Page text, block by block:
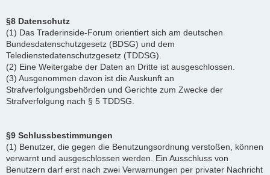
§8 Datenschutz
(1) Das Traderinside-Forum orientiert sich am deutschen
Bundesdatenschutzgesetz (BDSG) und dem
Teledienstedatenschutzgesetz (TDDSG).
(2) Eine Weitergabe der Daten an Dritte ist ausgeschlossen.
(3) Ausgenommen davon ist die Auskunft an
Strafverfolgungsbehörden und Gerichte zum Zwecke der
Strafverfolgung nach § 5 TDDSG.
§9 Schlussbestimmungen
(1) Benutzer, die gegen die Benutzungsordnung verstoßen, können
verwarnt und ausgeschlossen werden. Ein Ausschluss von
Benutzern darf erst nach zwei Verwarnungen per privater Nachricht